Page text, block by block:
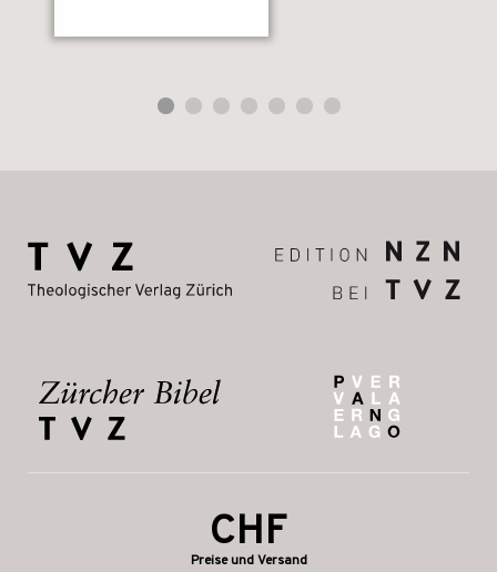
CHF
Preise und Versand